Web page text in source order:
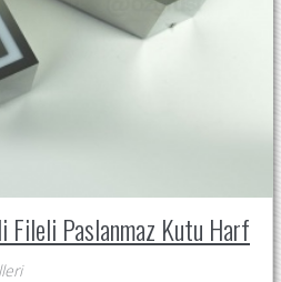
Paslanmaz Kutu Harf